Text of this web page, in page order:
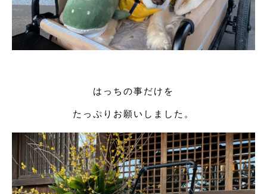
はっちの事だけを
たっぷりお願いしました。